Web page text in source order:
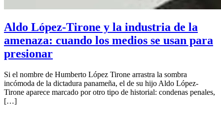
Aldo López-Tirone y la industria de la
amenaza: cuando los medios se usan para
presionar
Si el nombre de Humberto López Tirone arrastra la sombra
incómoda de la dictadura panameña, el de su hijo Aldo López-
Tirone aparece marcado por otro tipo de historial: condenas penales,
[…]